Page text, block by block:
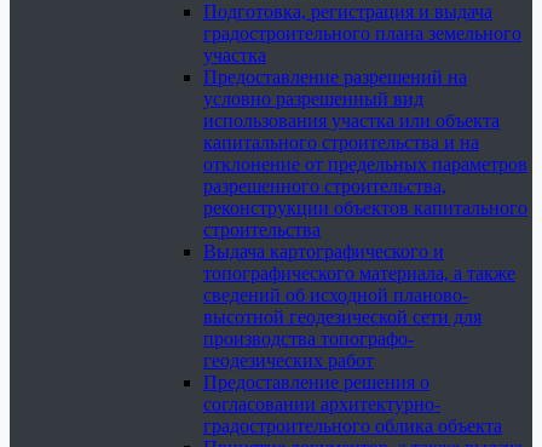
Подготовка, регистрация и выдача
градостроительного плана земельного
участка
Предоставление разрешений на
условно разрешенный вид
использования участка или объекта
капитального строительства и на
отклонение от предельных параметров
разрешенного строительства,
реконструкции объектов капитального
строительства
Выдача картографического и
топографического материала, а также
сведений об исходной планово-
высотной геодезической сети для
производства топографо-
геодезических работ
Предоставление решения о
согласовании архитектурно-
градостроительного облика объекта